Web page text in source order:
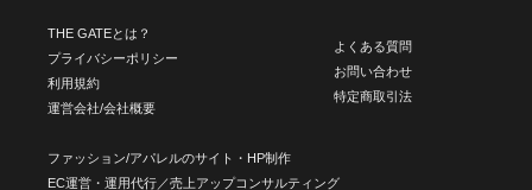
THE GATEとは？
プライバシーポリシー
利用規約
運営会社/会社概要
よくある質問
お問い合わせ
特定商取引法
ファッション/アパレルのサイト・HP制作
EC運営・運用代行／売上アップコンサルティング